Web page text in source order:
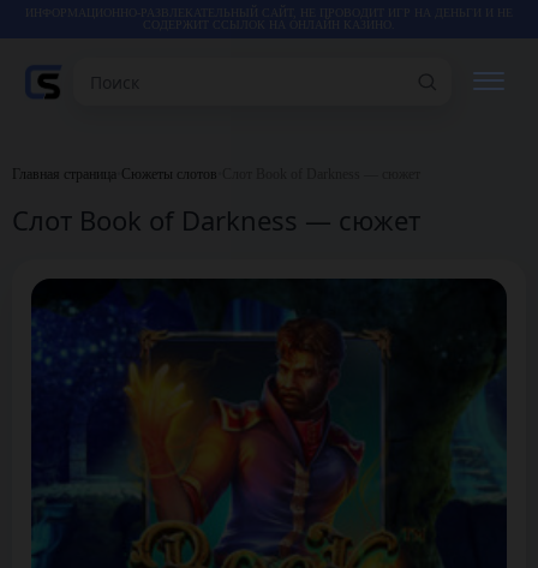
СОДЕРЖИТ ССЫЛОК НА ОНЛАЙН КАЗИНО.
КАЗИНО
ИГРЫ
СТАТЬИ
Главная страница Сюжеты слотов
Слот Book of Darkness — сюжет